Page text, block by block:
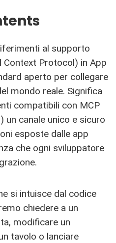
al supporto
Context Protocol) in App
aperto per collegare
mondo reale. Significa
compatibili con MCP
un canale unico e sicuro
esposte dalle app
che ogni sviluppatore
si intuisce dal codice
chiedere a un
modificare un
tavolo o lanciare